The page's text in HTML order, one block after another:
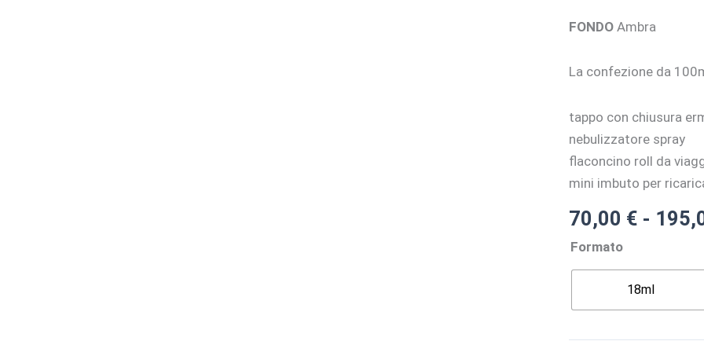
FONDOAmbra
La confezione da
tappo con chiusura
nebulizzatore spray
flaconcino roll da
mini imbuto per
70,00 € -
Formato
18ml